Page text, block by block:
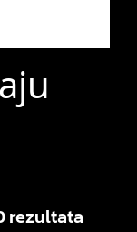
rezultata